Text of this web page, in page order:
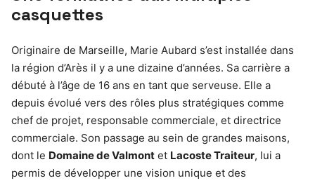
casquettes
Originaire de Marseille, Marie Aubard s’est installée dans
la région d’Arès il y a une dizaine d’années. Sa carrière a
débuté à l’âge de 16 ans en tant que serveuse. Elle a
depuis évolué vers des rôles plus stratégiques comme
chef de projet, responsable commerciale, et directrice
commerciale. Son passage au sein de grandes maisons,
dont le Domaine de Valmont et Lacoste Traiteur, lui a
permis de développer une vision unique et des